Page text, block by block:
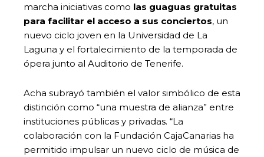
marcha iniciativas como las guaguas gratuitas
para facilitar el acceso a sus conciertos, un
nuevo ciclo joven en la Universidad de La
Laguna y el fortalecimiento de la temporada de
ópera junto al Auditorio de Tenerife.
Acha subrayó también el valor simbólico de esta
distinción como “una muestra de alianza” entre
instituciones públicas y privadas. “La
colaboración con la Fundación CajaCanarias ha
permitido impulsar un nuevo ciclo de música de